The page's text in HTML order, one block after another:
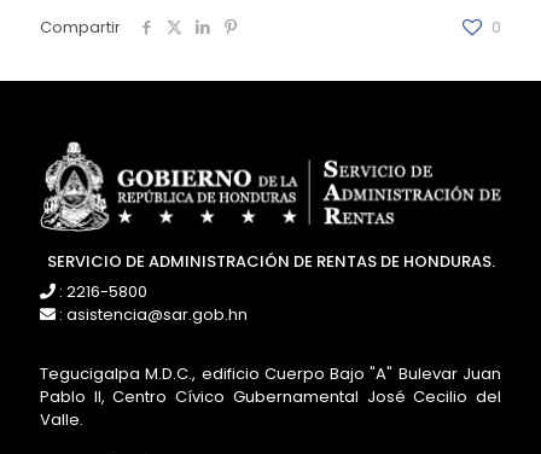
Compartir 0
SERVICIO DE ADMINISTRACIÓN DE RENTAS DE HONDURAS.
: 2216-5800
: asistencia@sar.gob.hn
Tegucigalpa M.D.C., edificio Cuerpo Bajo "A" Bulevar Juan
Pablo II, Centro Cívico Gubernamental José Cecilio del
Valle.